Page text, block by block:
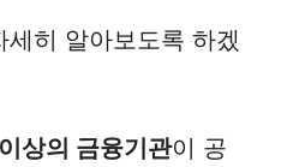
히 알아보도록 하겠
상의 금융기관이 공